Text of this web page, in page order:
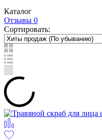
Каталог
Отзывы 0
Сортировать: